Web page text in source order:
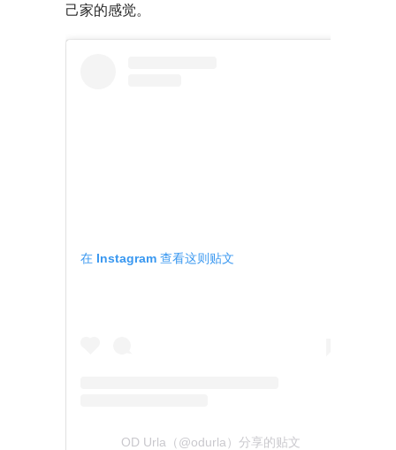
己家的感觉。
在 Instagram 查看这则贴文
OD Urla（@odurla）分享的贴文